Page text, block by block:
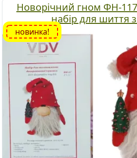
Новорічний гном ФН-
набір для шиття
новинка!